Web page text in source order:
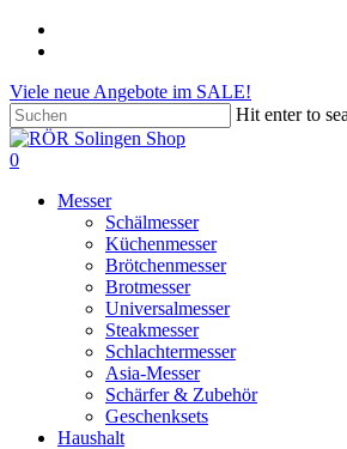
Skip
content
Viele neue Angebote im SALE!
Hit enter to
Close
Search
search
account
0
Messer
Schälmesser
Küchenmesser
Brötchenmesser
Brotmesser
Universalmesser
Steakmesser
Schlachtermesser
Asia-Messer
Schärfer & Zubehör
Geschenksets
Haushalt